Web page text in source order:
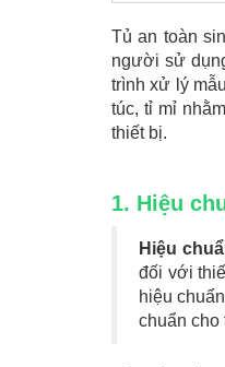
Tủ an toàn
người sử
trình xử lý
túc, tỉ mỉ
thiết bị.
1. Hiệu
Hiệu
đối với
hiệu
chuẩn cho